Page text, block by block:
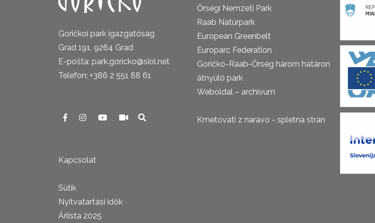
Goričkoi park igazgatóság
Grad 191, 9264 Grad
E-pošta: park.goricko@siol.net
Telefon: +386 2 551 88 61
Kapcsolat
Sütik
Nyitvatartási idők
Árlista 2025
Őrségi Nemzeti Park
Raab Natúrpark
European Greenbelt
Europarc Federation
Goričko-Raab-Őrség három határon
átnyúló park
Weboldal – archívum
Kmetovati z naravo - spletna stran